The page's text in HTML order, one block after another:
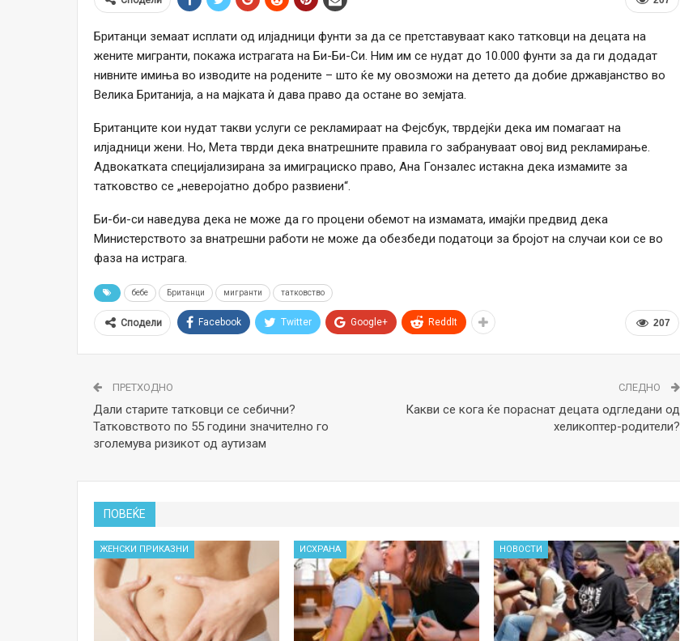
Британци земаат исплати од илјадници фунти за да се претставуваат како татковци на децата на
жените мигранти, покажа истрагата на Би-Би-Си. Ним им се нудат до 10.000 фунти за да ги додадат
нивните имиња во изводите на родените – што ќе му овозможи на детето да добие државјанство во
Велика Британија, а на мајката ѝ дава право да остане во земјата.
Британците кои нудат такви услуги се рекламираат на Фејсбук, тврдејќи дека им помагаат на
илјадници жени. Но, Мета тврди дека внатрешните правила го забрануваат овој вид рекламирање.
Адвокатката специјализирана за имиграциско право, Ана Гонзалес истакна дека измамите за
татковство се „неверојатно добро развиени“.
Би-би-си наведува дека не може да го процени обемот на измамата, имајќи предвид дека
Министерството за внатрешни работи не може да обезбеди податоци за бројот на случаи кои се во
фаза на истрага.
бебе Британци мигранти татковство
207
Сподели Facebook Twitter Google+ ReddIt
ПРЕТХОДНО
Дали старите татковци се себични?
Татковството по 55 години значително го
зголемува ризикот од аутизам
СЛЕДНО
Какви се кога ќе пораснат децата одгледани од
хеликоптер-родители?
ПОВЕЌЕ
ЖЕНСКИ ПРИКАЗНИ ИСХРАНА НОВОСТИ